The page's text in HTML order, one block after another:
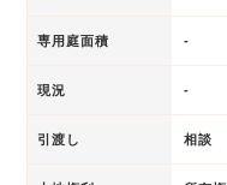
専用庭面積 -
現況 -
引渡し 相談